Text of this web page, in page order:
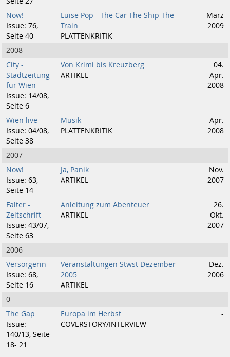
Now!
Issue: 76,
Seite 40
Luise Pop - The Car The Ship The
Train
PLATTENKRITIK
März
2009
2008
City -
Stadtzeitung
für Wien
Issue: 14/08,
Seite 6
Von Krimi bis Kreuzberg
ARTIKEL
04.
Apr.
2008
Wien live
Issue: 04/08,
Seite 38
Musik
PLATTENKRITIK
Apr.
2008
2007
Now!
Issue: 63,
Seite 14
Ja, Panik
ARTIKEL
Nov.
2007
Falter -
Zeitschrift
Issue: 43/07,
Seite 63
Anleitung zum Abenteuer
ARTIKEL
26.
Okt.
2007
2006
Versorgerin
Issue: 68,
Seite 16
Veranstaltungen Stwst Dezember
2005
ARTIKEL
Dez.
2006
0
The Gap
Issue:
140/13, Seite
18- 21
Europa im Herbst
COVERSTORY/INTERVIEW
-